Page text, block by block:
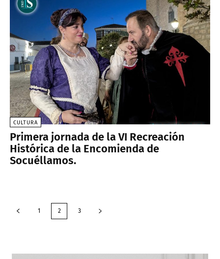
CULTURA
Primera jornada de la VI Recreación
Histórica de la Encomienda de
Socuéllamos.
1 2 3